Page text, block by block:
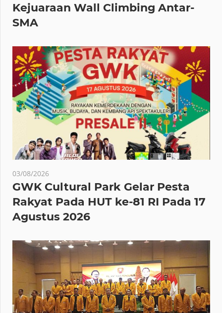
Kejuaraan Wall Climbing Antar-
SMA
03/08/2026
GWK Cultural Park Gelar Pesta
Rakyat Pada HUT ke-81 RI Pada 17
Agustus 2026